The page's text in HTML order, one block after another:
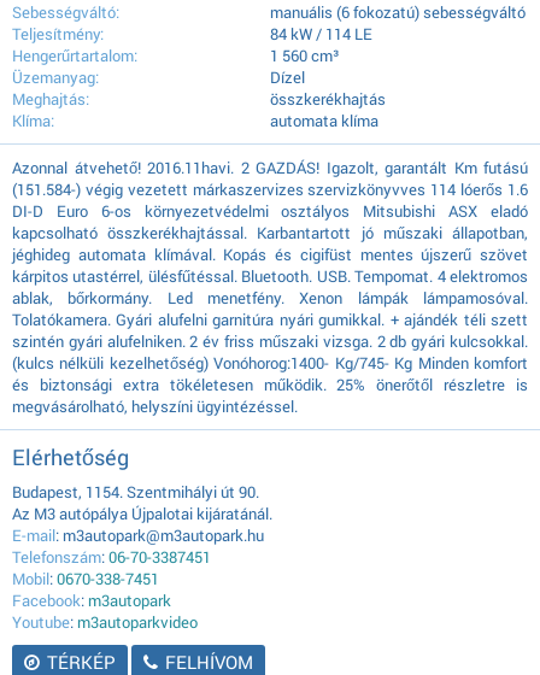
Sebességváltó:
manuális (6 fokozatú) sebességváltó
Teljesítmény:
84 kW / 114 LE
Hengerűrtartalom:
1 560 cm³
Üzemanyag:
Dízel
Meghajtás:
összkerékhajtás
Klíma:
automata klíma
Azonnal átvehető! 2016.11havi. 2 GAZDÁS! Igazolt, garantált Km futású
(151.584-) végig vezetett márkaszervizes szervizkönyvves 114 lóerős 1.6
DI-D Euro 6-os környezetvédelmi osztályos Mitsubishi ASX eladó
kapcsolható összkerékhajtással. Karbantartott jó műszaki állapotban,
jéghideg automata klímával. Kopás és cigifüst mentes újszerű szövet
kárpitos utastérrel, ülésfűtéssal. Bluetooth. USB. Tempomat. 4 elektromos
ablak, bőrkormány. Led menetfény. Xenon lámpák lámpamosóval.
Tolatókamera. Gyári alufelni garnitúra nyári gumikkal. + ajándék téli szett
szintén gyári alufelniken. 2 év friss műszaki vizsga. 2 db gyári kulcsokkal.
(kulcs nélküli kezelhetőség) Vonóhorog:1400- Kg/745- Kg Minden komfort
és biztonsági extra tökéletesen működik. 25% önerőtől részletre is
megvásárolható, helyszíni ügyintézéssel.
Elérhetőség
Budapest, 1154. Szentmihályi út 90.
Az M3 autópálya Újpalotai kijáratánál.
E-mail: m3autopark@m3autopark.hu
Telefonszám:06-70-3387451
Mobil:0670-338-7451
Facebook: m3autopark
Youtube: m3autoparkvideo
TÉRKÉP FELHÍVOM